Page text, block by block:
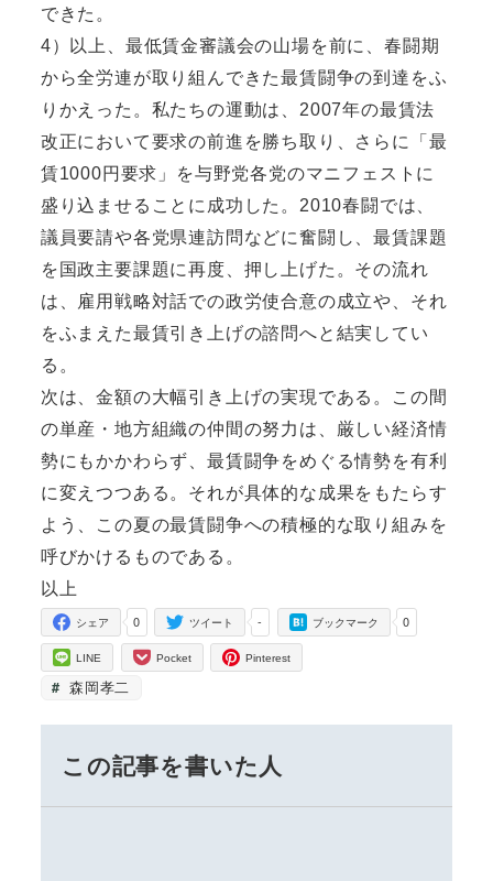
できた。
4）以上、最低賃金審議会の山場を前に、春闘期
から全労連が取り組んできた最賃闘争の到達をふ
りかえった。私たちの運動は、2007年の最賃法
改正において要求の前進を勝ち取り、さらに「最
賃1000円要求」を与野党各党のマニフェストに
盛り込ませることに成功した。2010春闘では、
議員要請や各党県連訪問などに奮闘し、最賃課題
を国政主要課題に再度、押し上げた。その流れ
は、雇用戦略対話での政労使合意の成立や、それ
をふまえた最賃引き上げの諮問へと結実してい
る。
次は、金額の大幅引き上げの実現である。この間
の単産・地方組織の仲間の努力は、厳しい経済情
勢にもかかわらず、最賃闘争をめぐる情勢を有利
に変えつつある。それが具体的な成果をもたらす
よう、この夏の最賃闘争への積極的な取り組みを
呼びかけるものである。
以上
0
シェア -
ツイート 0
ブックマーク
LINE Pocket Pinterest
森岡孝二
この記事を書いた人